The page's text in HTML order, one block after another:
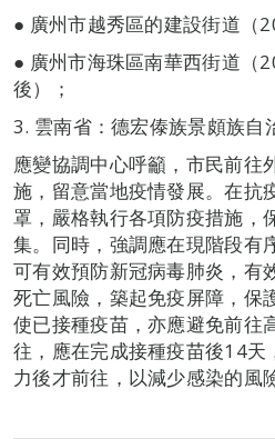
● 廣州市越秀區的建設街道（
● 廣州市海珠區南華西街道（
後）；
3. 雲南省：德宏傣族景頗族自
應變協調中心呼籲，市民前往
施，留意當地疫情發展。在抗
罩，嚴格執行各項防疫措施，
集。同時，強調應在現階段有
可有效預防新冠病毒肺炎，有
死亡風險，築起免疫屏障，保
使已接種疫苗，亦應避免前往
往，應在完成接種疫苗後14天
力後才前往，以減少感染的風險